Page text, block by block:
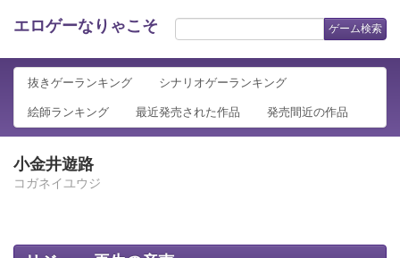
エロゲーなりゃこそ ゲーム検索
抜きゲーランキング シナリオゲーランキング
絵師ランキング 最近発売された作品 発売間近の作品
小金井遊路
コガネイユウジ